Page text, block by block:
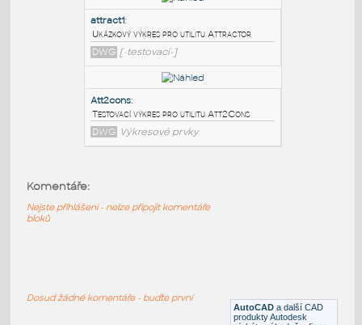
DWG
3D_BentleyContinentalGT
3D Bentley Continental GT (viz příloha pro
textury) Ready to Render
DWG Vozidla, doprava
Testovací výkres pro utilitu Att2Cons
AutoCAD a další CAD
produkty Autodesk
Komentáře:
Nejste přihlášeni - nelze připojit komentáře
bloků
Dosud žádné komentáře - buďte první